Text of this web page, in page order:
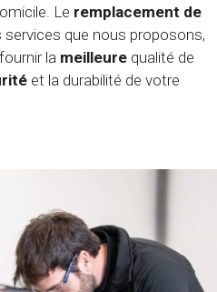
Le remplacement de
services que nous proposons,
la meilleure qualité de
et la durabilité de votre